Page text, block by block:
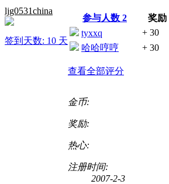
ljg0531china
签到天数: 10 天
参与人数 2 奖励
tyxxq
+ 30
哈哈哼哼
+ 30
查看全部评分
金币:
奖励:
热心:
注册时间:
2007-2-3